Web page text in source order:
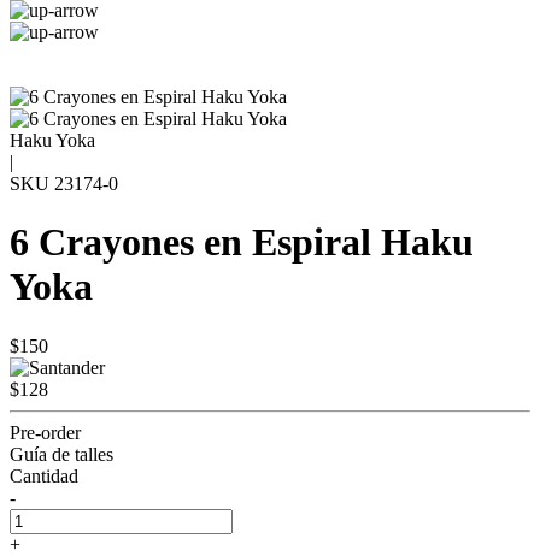
Haku Yoka
|
SKU 23174-0
6 Crayones en Espiral Haku
Yoka
$150
$128
Pre-order
Guía de talles
Cantidad
-
+